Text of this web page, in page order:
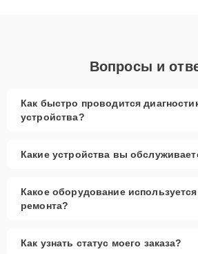
Вопросы и
Как быстро проводится
устройства?
Какие устройства вы
Какое оборудование
ремонта?
Как узнать статус моего заказа?